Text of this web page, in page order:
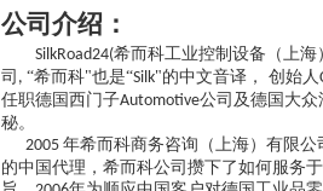
公司介绍：
SilkRoad24(希而科工业控制设备（上海
司 , “希而科"也是“Silk"的中文音译， 创始人
任职德国西门子Automotive公司及德国大众
秘。
2005 年希而科商务咨询（上海）有限
的中国代理，希而科公司攒下了如何服务